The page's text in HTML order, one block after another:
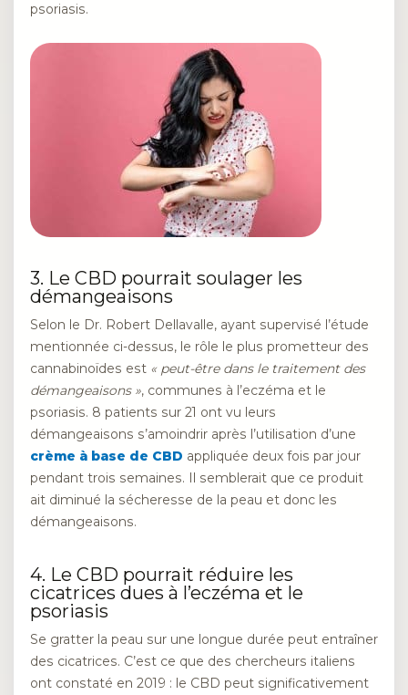
psoriasis.
3. Le CBD pourrait soulager les
démangeaisons
Selon le Dr. Robert Dellavalle, ayant supervisé l’étude
mentionnée ci-dessus, le rôle le plus prometteur des
cannabinoïdes est « peut-être dans le traitement des
démangeaisons », communes à l’eczéma et le
psoriasis. 8 patients sur 21 ont vu leurs
démangeaisons s’amoindrir après l’utilisation d’une
crème à base de CBD appliquée deux fois par jour
pendant trois semaines. Il semblerait que ce produit
ait diminué la sécheresse de la peau et donc les
démangeaisons.
4. Le CBD pourrait réduire les
cicatrices dues à l’eczéma et le
psoriasis
Se gratter la peau sur une longue durée peut entraîner
des cicatrices. C’est ce que des chercheurs italiens
ont constaté en 2019 : le CBD peut significativement